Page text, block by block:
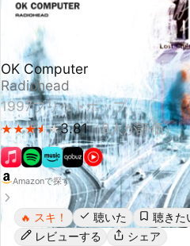
OK Computer
Radiohead
1997ブリットポップ
★
★★
★★
★★
★★3.81（8人が評価）
Amazonで探す
スキ！ 聴いた 聴きたい
レビューする シェア